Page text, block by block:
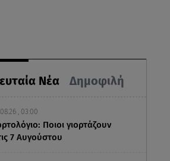
Νέα Δημοφιλή
, 03:00
Ποιοι γιορτάζουν
7 Αυγούστου